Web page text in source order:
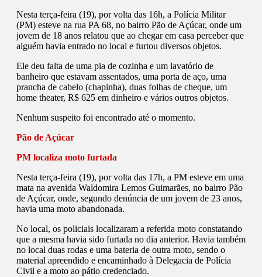
Nesta terça-feira (19), por volta das 16h, a Polícia Militar
(PM) esteve na rua PA 68, no bairro Pão de Açúcar, onde um
jovem de 18 anos relatou que ao chegar em casa perceber que
alguém havia entrado no local e furtou diversos objetos.
Ele deu falta de uma pia de cozinha e um lavatório de
banheiro que estavam assentados, uma porta de aço, uma
prancha de cabelo (chapinha), duas folhas de cheque, um
home theater, R$ 625 em dinheiro e vários outros objetos.
Nenhum suspeito foi encontrado até o momento.
Pão de Açúcar
PM localiza moto furtada
Nesta terça-feira (19), por volta das 17h, a PM esteve em uma
mata na avenida Waldomira Lemos Guimarães, no bairro Pão
de Açúcar, onde, segundo denúncia de um jovem de 23 anos,
havia uma moto abandonada.
No local, os policiais localizaram a referida moto constatando
que a mesma havia sido furtada no dia anterior. Havia também
no local duas rodas e uma bateria de outra moto, sendo o
material apreendido e encaminhado à Delegacia de Polícia
Civil e a moto ao pátio credenciado.